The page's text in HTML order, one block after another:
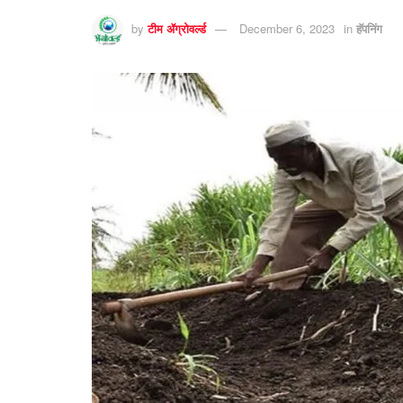
by टीम ॲग्रोवर्ल्ड December 6, 2023 in हॅपनिंग